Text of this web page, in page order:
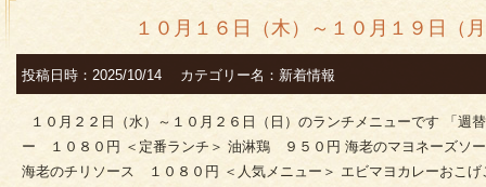
１０月１６日（木）～１０月１９日（
投稿日時：2025/10/14 カテゴリー名：新着情報
１０月２２日（水）～１０月２６日（日）のランチメニューです 「
ー １０８０円 ＜定番ランチ＞ 油淋鶏 ９５０円 海老のマヨネーズソ
海老のチリソース １０８０円 ＜人気メニュー＞ エビマヨカレーおこ